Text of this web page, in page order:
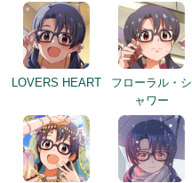
LOVERS HEART
フローラル・シ
ャワー